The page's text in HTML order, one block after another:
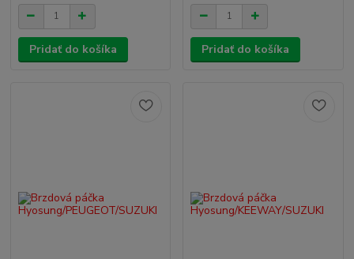
Pridať do košíka Pridať do košíka